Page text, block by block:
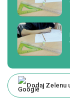
Dodaj Zelenu